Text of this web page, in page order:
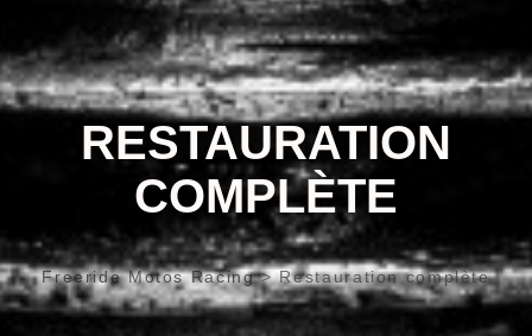
RESTAURATION
COMPLÈTE
Freeride Motos Racing>Restauration complète